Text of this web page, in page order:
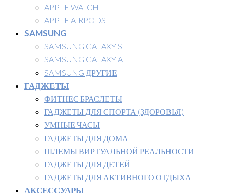
APPLE WATCH
APPLE AIRPODS
SAMSUNG
SAMSUNG GALAXY S
SAMSUNG GALAXY A
SAMSUNG ДРУГИЕ
ГАДЖЕТЫ
ФИТНЕС БРАСЛЕТЫ
ГАДЖЕТЫ ДЛЯ СПОРТА (ЗДОРОВЬЯ)
УМНЫЕ ЧАСЫ
ГАДЖЕТЫ ДЛЯ ДОМА
ШЛЕМЫ ВИРТУАЛЬНОЙ РЕАЛЬНОСТИ
ГАДЖЕТЫ ДЛЯ ДЕТЕЙ
ГАДЖЕТЫ ДЛЯ АКТИВНОГО ОТДЫХА
АКСЕССУАРЫ